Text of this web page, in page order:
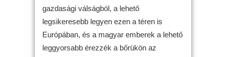
gazdasági válságból, a lehető
legsikeresebb legyen ezen a téren is
Európában, és a magyar emberek a lehető
leggyorsabb érezzék a bőrükön az